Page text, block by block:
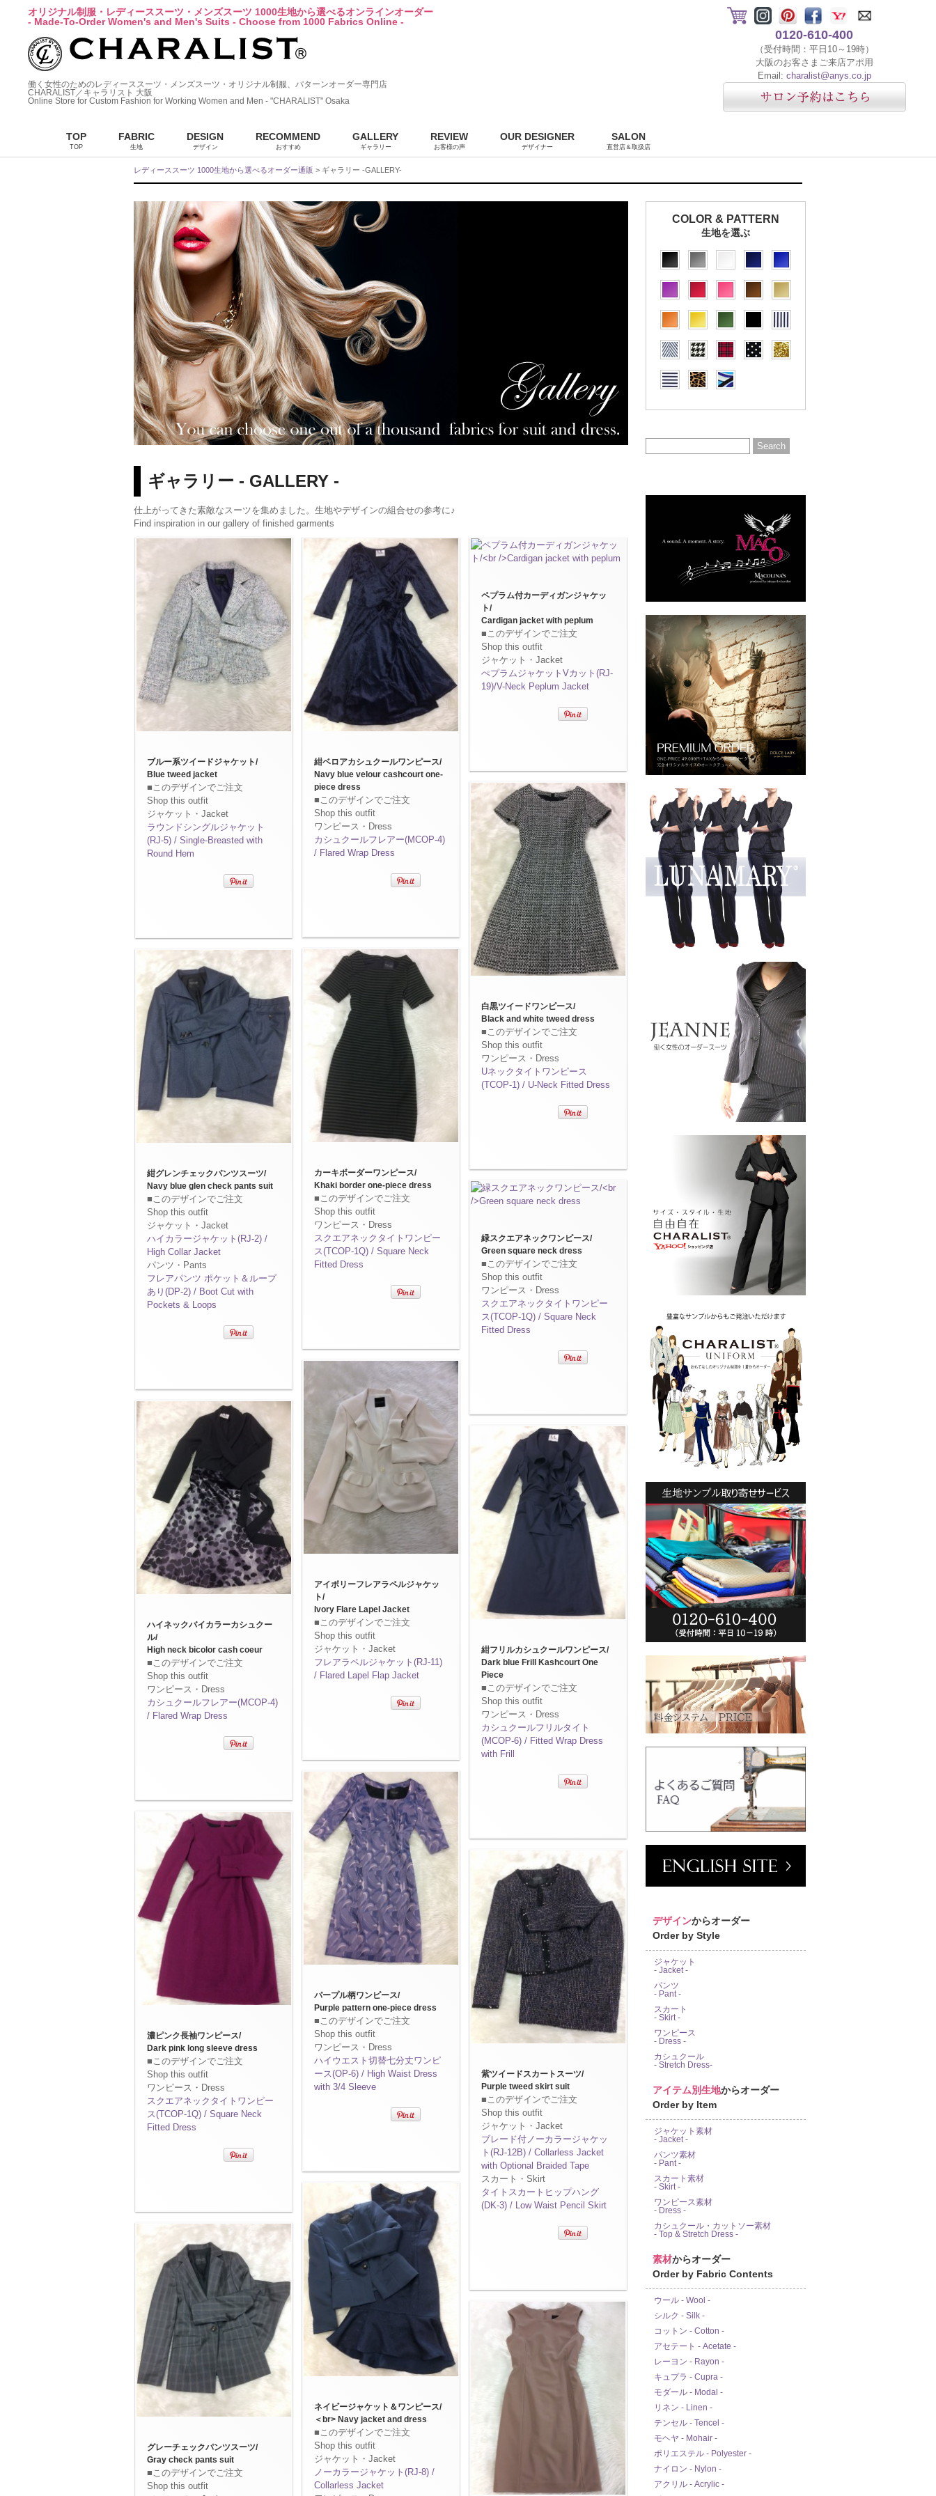
オリジナル制服・レディーススーツ・メンズスーツ 1000生地から選べるオンラインオーダー
- Made-To-Order Women's and Men's Suits - Choose from 1000 Fabrics Online -
働く女性のためのレディーススーツ・メンズスーツ・オリジナル制服、パターンオーダー専門店
CHARALIST／キャラリスト 大阪
Online Store for Custom Fashion for Working Women and Men - "CHARALIST" Osaka
0120-610-400
（受付時間：平日10～19時）
大阪のお客さまご来店アポ用
Email: charalist@anys.co.jp
TOP
TOP
FABRIC
生地
DESIGN
デザイン
RECOMMEND
おすすめ
GALLERY
ギャラリー
REVIEW
お客様の声
OUR DESIGNER
デザイナー
SALON
直営店＆取扱店
レディーススーツ 1000生地から選べるオーダー通販 > ギャラリー -GALLERY-
ギャラリー - GALLERY -
仕上がってきた素敵なスーツを集めました。生地やデザインの組合せの参考に♪
Find inspiration in our gallery of finished garments
ブルー系ツイードジャケット/
Blue tweed jacket
■このデザインでご注文
Shop this outfit
ジャケット・Jacket
ラウンドシングルジャケット
(RJ-5) / Single-Breasted with
Round Hem
紺グレンチェックパンツスーツ/
Navy blue glen check pants suit
■このデザインでご注文
Shop this outfit
ジャケット・Jacket
ハイカラージャケット(RJ-2) /
High Collar Jacket
パンツ・Pants
フレアパンツ ポケット＆ループ
あり(DP-2) / Boot Cut with
Pockets & Loops
ハイネックバイカラーカシュクー
ル/
High neck bicolor cash coeur
■このデザインでご注文
Shop this outfit
ワンピース・Dress
カシュクールフレアー(MCOP-4)
/ Flared Wrap Dress
濃ピンク長袖ワンピース/
Dark pink long sleeve dress
■このデザインでご注文
Shop this outfit
ワンピース・Dress
スクエアネックタイトワンピー
ス(TCOP-1Q) / Square Neck
Fitted Dress
グレーチェックパンツスーツ/
Gray check pants suit
■このデザインでご注文
Shop this outfit
紺ベロアカシュクールワンピース/
Navy blue velour cashcourt one-
piece dress
■このデザインでご注文
Shop this outfit
ワンピース・Dress
カシュクールフレアー(MCOP-4)
/ Flared Wrap Dress
カーキボーダーワンピース/
Khaki border one-piece dress
■このデザインでご注文
Shop this outfit
ワンピース・Dress
スクエアネックタイトワンピー
ス(TCOP-1Q) / Square Neck
Fitted Dress
アイボリーフレアラペルジャケッ
ト/
Ivory Flare Lapel Jacket
■このデザインでご注文
Shop this outfit
ジャケット・Jacket
フレアラペルジャケット(RJ-11)
/ Flared Lapel Flap Jacket
パープル柄ワンピース/
Purple pattern one-piece dress
■このデザインでご注文
Shop this outfit
ワンピース・Dress
ハイウエスト切替七分丈ワンピ
ース(OP-6) / High Waist Dress
with 3/4 Sleeve
ネイビージャケット＆ワンピース/
＜br> Navy jacket and dress
■このデザインでご注文
Shop this outfit
ジャケット・Jacket
ノーカラージャケット(RJ-8) /
Collarless Jacket
ペプラム付カーディガンジャケッ
ト/
Cardigan jacket with peplum
■このデザインでご注文
Shop this outfit
ジャケット・Jacket
ぺプラムジャケットVカット(RJ-
19)/V-Neck Peplum Jacket
白黒ツイードワンピース/
Black and white tweed dress
■このデザインでご注文
Shop this outfit
ワンピース・Dress
Uネックタイトワンピース
(TCOP-1) / U-Neck Fitted Dress
緑スクエアネックワンピース/
Green square neck dress
■このデザインでご注文
Shop this outfit
ワンピース・Dress
スクエアネックタイトワンピー
ス(TCOP-1Q) / Square Neck
Fitted Dress
紺フリルカシュクールワンピース/
Dark blue Frill Kashcourt One
Piece
■このデザインでご注文
Shop this outfit
ワンピース・Dress
カシュクールフリルタイト
(MCOP-6) / Fitted Wrap Dress
with Frill
紫ツイードスカートスーツ/
Purple tweed skirt suit
■このデザインでご注文
Shop this outfit
ジャケット・Jacket
ブレード付ノーカラージャケッ
ト(RJ-12B) / Collarless Jacket
with Optional Braided Tape
スカート・Skirt
タイトスカートヒップハング
(DK-3) / Low Waist Pencil Skirt
COLOR & PATTERN
生地を選ぶ
デザインからオーダー
Order by Style
ジャケット
- Jacket -
パンツ
- Pant -
スカート
- Skirt -
ワンピース
- Dress -
カシュクール
- Stretch Dress-
アイテム別生地からオーダー
Order by Item
ジャケット素材
- Jacket -
パンツ素材
- Pant -
スカート素材
- Skirt -
ワンピース素材
- Dress -
カシュクール・カットソー素材
- Top & Stretch Dress -
素材からオーダー
Order by Fabric Contents
ウール - Wool -
シルク - Silk -
コットン - Cotton -
アセテート - Acetate -
レーヨン - Rayon -
キュプラ - Cupra -
モダール - Modal -
リネン - Linen -
テンセル - Tencel -
モヘヤ - Mohair -
ポリエステル - Polyester -
ナイロン - Nylon -
アクリル - Acrylic -